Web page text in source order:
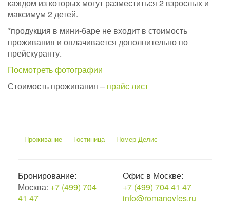
каждом из которых могут разместиться 2 взрослых и
максимум 2 детей.
*продукция в мини-баре не входит в стоимость
проживания и оплачивается дополнительно по
прейскуранту.
Посмотреть фотографии
Стоимость проживания – прайс лист
Проживание Гостиница Номер Делис
Бронирование:
Москва: +7 (499) 704
41 47
Офис в Москве:
+7 (499) 704 41 47
info@romanovles.ru